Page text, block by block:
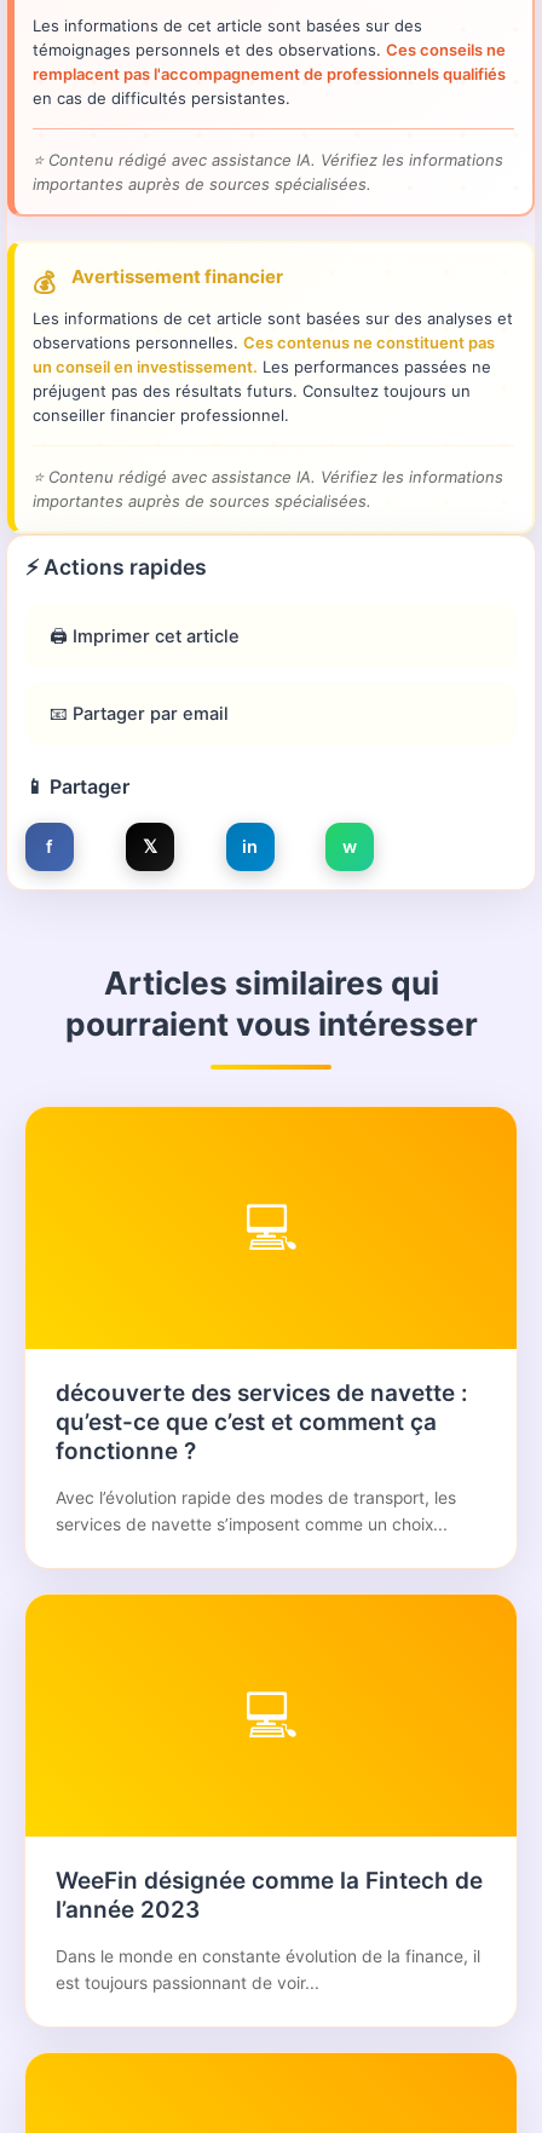
Les informations de cet article sont basées sur des
témoignages personnels et des observations. Ces conseils ne
remplacent pas l'accompagnement de professionnels qualifiés
en cas de difficultés persistantes.
⭐ Contenu rédigé avec assistance IA. Vérifiez les informations
importantes auprès de sources spécialisées.
💰 Avertissement financier
Les informations de cet article sont basées sur des analyses et
observations personnelles. Ces contenus ne constituent pas
un conseil en investissement. Les performances passées ne
préjugent pas des résultats futurs. Consultez toujours un
conseiller financier professionnel.
⭐ Contenu rédigé avec assistance IA. Vérifiez les informations
importantes auprès de sources spécialisées.
⚡ Actions rapides
🖨️ Imprimer cet article
📧 Partager par email
📱 Partager
f 𝕏 in w
Articles similaires qui
pourraient vous intéresser
💻
découverte des services de navette :
qu’est-ce que c’est et comment ça
fonctionne ?
Avec l’évolution rapide des modes de transport, les
services de navette s’imposent comme un choix...
💻
WeeFin désignée comme la Fintech de
l’année 2023
Dans le monde en constante évolution de la finance, il
est toujours passionnant de voir...